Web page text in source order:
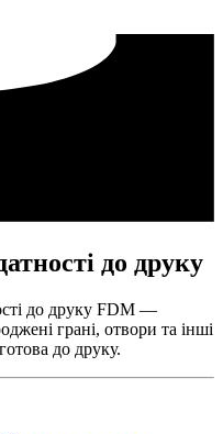
до друку
до друку FDM —
грані, отвори та інші
до друку.